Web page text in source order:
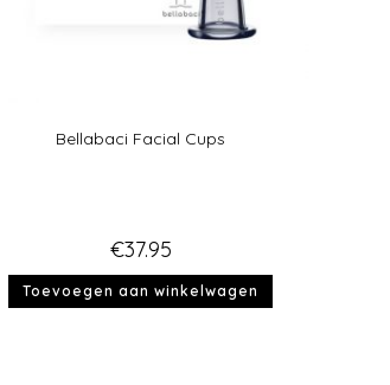
Bellabaci Facial Cups
€37.95
Toevoegen aan winkelwagen